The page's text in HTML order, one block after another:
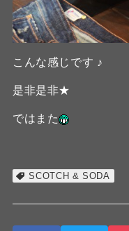
こんな感じです ♪
是非是非★
ではまた
SCOTCH & SODA